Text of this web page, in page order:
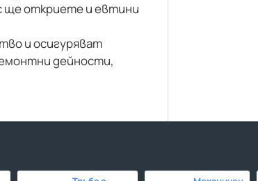
ще откриете и евтини
и осигуряват
дейности,